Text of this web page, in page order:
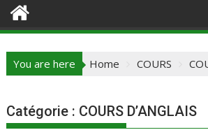
You are here Home COURS
Catégorie : COURS D’ANGLAIS